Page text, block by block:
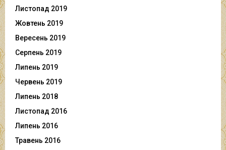
Листопад 2019
Жовтень 2019
Вересень 2019
Серпень 2019
Липень 2019
Червень 2019
Липень 2018
Листопад 2016
Липень 2016
Травень 2016